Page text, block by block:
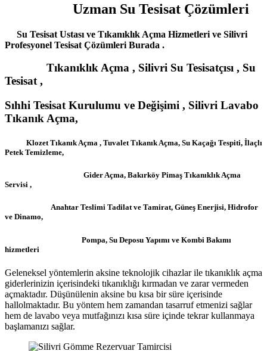
Uzman Su Tesisat Çözümleri
Su Tesisat Ustası ve Tıkanıklık Açma Hizmetleri ve Silivri
Profesyonel Tesisat Çözümleri Burada .
Tıkanıklık Açma , Silivri Su Tesisatçısı , Su
Tesisat ,
Sıhhi Tesisat Kurulumu ve Değişimi , Silivri Lavabo
Tıkanık Açma,
Klozet Tıkanık Açma , Tuvalet Tıkanık Açma, Su Kaçağı Tespiti, İlaçlı
Petek Temizleme,
Gider Açma, Bakırköy Pimaş Tıkanıklık Açma
Servisi ,
Anahtar Teslimi Tadilat ve Tamirat, Güneş Enerjisi, Hidrofor
ve Dinamo,
Pompa, Su Deposu Yapımı ve Kombi Bakımı
hizmetleri
Geleneksel yöntemlerin aksine teknolojik cihazlar ile tıkanıklık açma
giderlerinizin içerisindeki tıkanıklığı kırmadan ve zarar vermeden
açmaktadır. Düşünülenin aksine bu kısa bir süre içerisinde
hallolmaktadır. Bu yöntem hem zamandan tasarruf etmenizi sağlar
hem de lavabo veya mutfağınızı kısa süre içinde tekrar kullanmaya
başlamanızı sağlar.